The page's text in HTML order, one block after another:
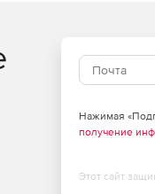
Нажимая
получение
Этот сайт